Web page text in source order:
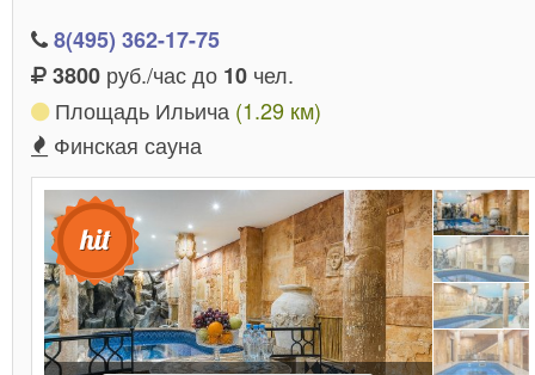
8(495) 362-17-75
3800 руб./час до 10 чел.
Площадь Ильича (1.29 км)
Финская сауна